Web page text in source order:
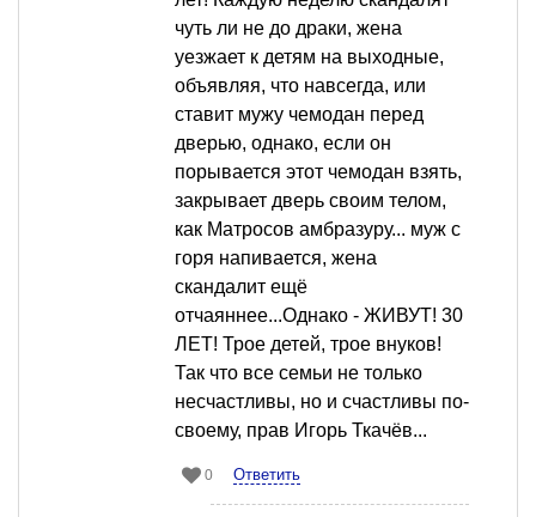
чуть ли не до драки, жена
уезжает к детям на выходные,
объявляя, что навсегда, или
ставит мужу чемодан перед
дверью, однако, если он
порывается этот чемодан взять,
закрывает дверь своим телом,
как Матросов амбразуру... муж с
горя напивается, жена
скандалит ещё
отчаяннее...Однако - ЖИВУТ! 30
ЛЕТ! Трое детей, трое внуков!
Так что все семьи не только
несчастливы, но и счастливы по-
своему, прав Игорь Ткачёв...
0 Ответить